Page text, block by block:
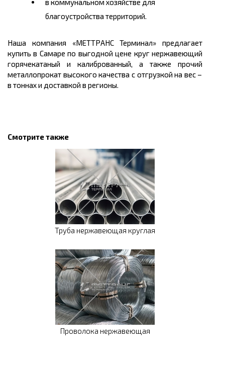
в коммунальном хозяйстве для
благоустройства территорий.
Наша компания «МЕТТРАНС Терминал» предлагает
купить в Самарепо выгоднойцене кругнержавеющий
горячекатаный и калиброванный, а также прочий
металлопрокат высокого качества с отгрузкой на вес –
в тоннахи доставкой в регионы.
Смотрите также
Труба нержавеющая круглая
Проволока нержавеющая